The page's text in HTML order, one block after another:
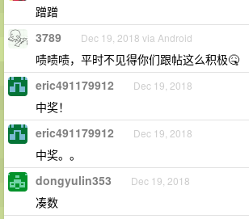
蹭蹭
3789 Dec 19, 2018 via Android
啧啧啧，平时不见得你们跟帖这么积极🤒
eric491179912 Dec 19, 2018
中奖！
eric491179912 Dec 19, 2018
中奖。。
dongyulin353 Dec 19, 2018
凑数